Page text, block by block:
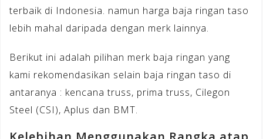
terbaik di Indonesia. namun harga baja ringan taso
lebih mahal daripada dengan merk lainnya.
Berikut ini adalah pilihan merk baja ringan yang
kami rekomendasikan selain baja ringan taso di
antaranya : kencana truss, prima truss, Cilegon
Steel (CSI), Aplus dan BMT.